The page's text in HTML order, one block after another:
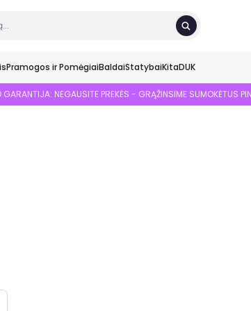
Pramogos ir PomėgiaiBaldaiStatybaiKitaDUK
NEGAUSITE PREKĖS - GRĄŽINSIME SUMOKĖTUS